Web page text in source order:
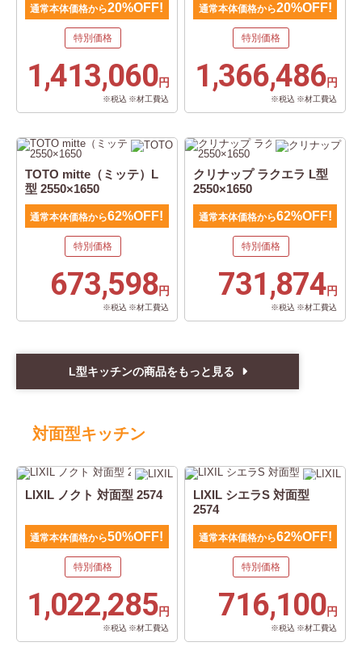
通常本体価格から20%OFF!
特別価格
1,413,060円
※税込 ※材工費込
通常本体価格から20%OFF!
特別価格
1,366,486円
※税込 ※材工費込
TOTO mitte（ミッテ）L
型 2550×1650
通常本体価格から62%OFF!
特別価格
673,598円
※税込 ※材工費込
クリナップ ラクエラ L型
2550×1650
通常本体価格から62%OFF!
特別価格
731,874円
※税込 ※材工費込
L型キッチンの商品をもっと見る
対面型キッチン
LIXIL ノクト 対面型 2574
通常本体価格から50%OFF!
特別価格
1,022,285円
※税込 ※材工費込
LIXIL シエラS 対面型
2574
通常本体価格から62%OFF!
特別価格
716,100円
※税込 ※材工費込